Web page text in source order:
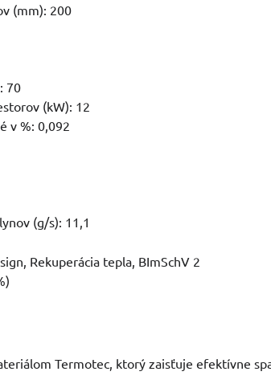
(mm): 200
70
(kW): 12
v %: 0,092
(g/s): 11,1
Rekuperácia tepla, BImSchV 2
Termotec, ktorý zaisťuje efektívne